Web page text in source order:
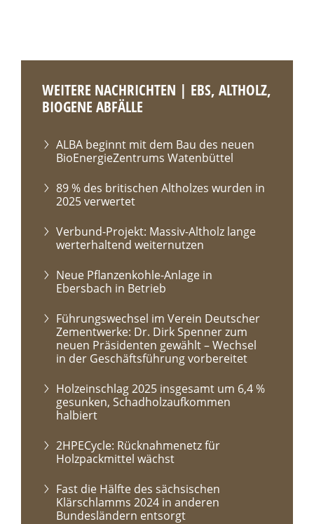
WEITERE NACHRICHTEN | EBS, ALTHOLZ,
BIOGENE ABFÄLLE
ALBA beginnt mit dem Bau des neuen
BioEnergieZentrums Watenbüttel
89 % des britischen Altholzes wurden in
2025 verwertet
Verbund-Projekt: Massiv-Altholz lange
werterhaltend weiternutzen
Neue Pflanzenkohle-Anlage in
Ebersbach in Betrieb
Führungswechsel im Verein Deutscher
Zementwerke: Dr. Dirk Spenner zum
neuen Präsidenten gewählt – Wechsel
in der Geschäftsführung vorbereitet
Holzeinschlag 2025 insgesamt um 6,4 %
gesunken, Schadholzaufkommen
halbiert
2HPECycle: Rücknahmenetz für
Holzpackmittel wächst
Fast die Hälfte des sächsischen
Klärschlamms 2024 in anderen
Bundesländern entsorgt